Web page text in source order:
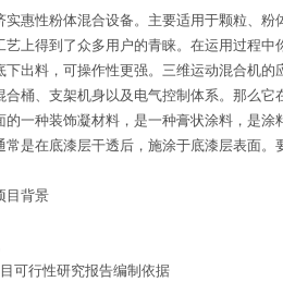
实惠性粉体混合设备。主要适用于颗粒、
艺上得到了众多用户的青睐。在运用过程
下出料，可操作性更强。三维运动混合机
合桶、支架机身以及电气控制体系。那么
的一种装饰凝材料，是一种膏状涂料，是
是在底漆层干透后，施涂于底漆层表面
背景
行性研究报告编制依据